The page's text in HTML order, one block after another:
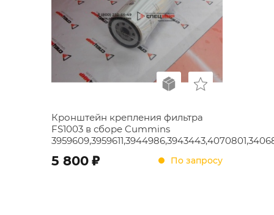
Кронштейн крепления фильтра
FS1003 в сборе Cummins
5 800 ; По запросу